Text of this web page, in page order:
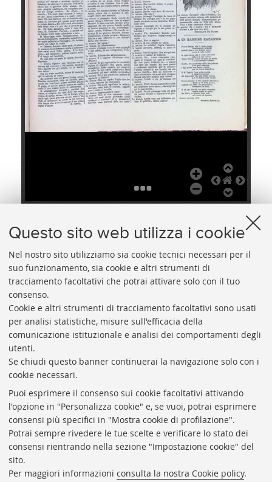
Questo sito web utilizza i cookie
Nel nostro sito utilizziamo sia cookie tecnici necessari per il
suo funzionamento, sia cookie e altri strumenti di
tracciamento facoltativi che potrai attivare solo con il tuo
consenso.
Cookie e altri strumenti di tracciamento facoltativi sono usati
per analisi statistiche, misure sull'efficacia della
comunicazione istituzionale e analisi dei comportamenti degli
utenti.
Se chiudi questo banner continuerai la navigazione solo con i
cookie necessari.
Puoi esprimere il consenso sui cookie facoltativi attivando
l'opzione in "Personalizza cookie" e, se vuoi, potrai esprimere
consensi più specifici in "Mostra cookie di profilazione".
Potrai sempre rivedere le tue scelte e verificare lo stato dei
consensi rientrando nella sezione "Impostazione cookie" del
sito.
Per maggiori informazioni consulta la nostra Cookie policy.
43
UNIVERSITARIA
Presidente: prof. Francesco Citti
Coordinatrice gestionale: Maria Pia Torricelli
Responsabile Amministrativo: Luigia Di Pumpo
Via Zamboni, 33/35 - 40126 Bologna (BO)
Tel. +39 051 2088306 - Fax +39 051 2088385
bub.info@unibo.it
bub.biblioteca@pec.unibo.it
Dove siamo
Orario dei servizi
Helpdesk